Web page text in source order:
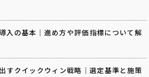
入の基本｜進め方や評価指標について解
すクイックウィン戦略｜選定基準と施策